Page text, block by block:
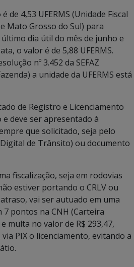
de 4,53 UFERMS (Unidade Fiscal
Mato Grosso do Sul) para
dia útil do mês de junho e
o valor é de 5,88 UFERMS.
nº 3.452 da SEFAZ
a unidade da UFERMS está
de Registro e Licenciamento
deve ser apresentado à
que solicitado, seja pelo
de Trânsito) ou documento
fiscalização, seja em rodovias
estiver portando o CRLV ou
vai ser autuado em uma
7 pontos na CNH (Carteira
multa no valor de R$ 293,47,
PIX o licenciamento, evitando a